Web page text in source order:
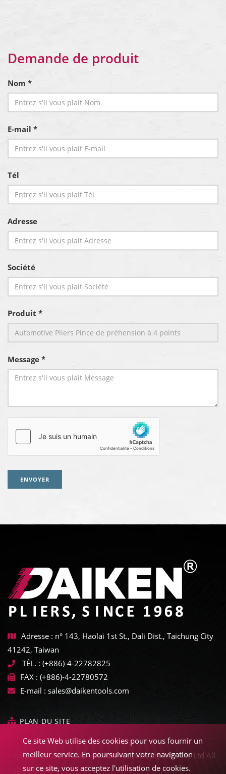
Demande de produit
Nom *
E-mail *
Tél
Adresse
Société
Produit *
Message *
ENVOYER
Adresse : n° 143, Haolai 1st St., Dali Dist., Taichung City
41242, Taiwan
TÉL. : (+886)-4-22782825
FAX : (+886)-4-22780572
E-mail : sales@daikentools.com
PLAN DU SITE
Copyright © 2022-2026 Daiken Tools Enterprises Co. Ltd All
rights reserved.
Ce site Web utilise des cookies pour vous fournir un
meilleur service. En poursuivant votre navigation
sur ce site, vous acceptez l'utilisation de cookies.